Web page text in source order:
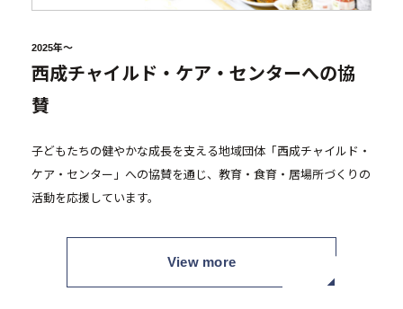
2025年～
西成チャイルド・ケア・センターへの協
賛
子どもたちの健やかな成長を支える地域団体「西成チャイルド・
ケア・センター」への協賛を通じ、教育・食育・居場所づくりの
活動を応援しています。
View more